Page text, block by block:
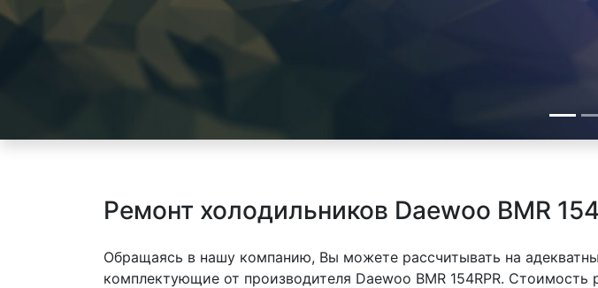
Ремонт холодильников Daewoo BMR
Обращаясь в нашу компанию, Вы можете рассчитывать на
комплектующие от производителя Daewoo BMR 154RPR.